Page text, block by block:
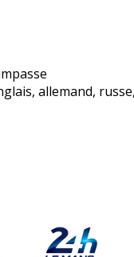
allemand,